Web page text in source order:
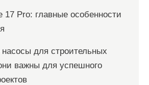
17 Pro: главные особенности
для строительных
важны для успешного